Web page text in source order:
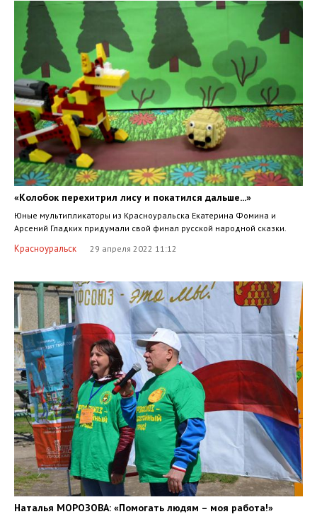
«Колобок перехитрил лису и покатился дальше...»
Юные мультипликаторы из Красноуральска Екатерина Фомина и
Арсений Гладких придумали свой финал русской народной сказки.
Красноуральск 29 апреля 2022 11:12
Наталья МОРОЗОВА: «Помогать людям – моя работа!»